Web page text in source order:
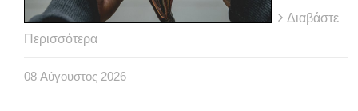
Διαβάστε
Περισσότερα
08 Αύγουστος 2026